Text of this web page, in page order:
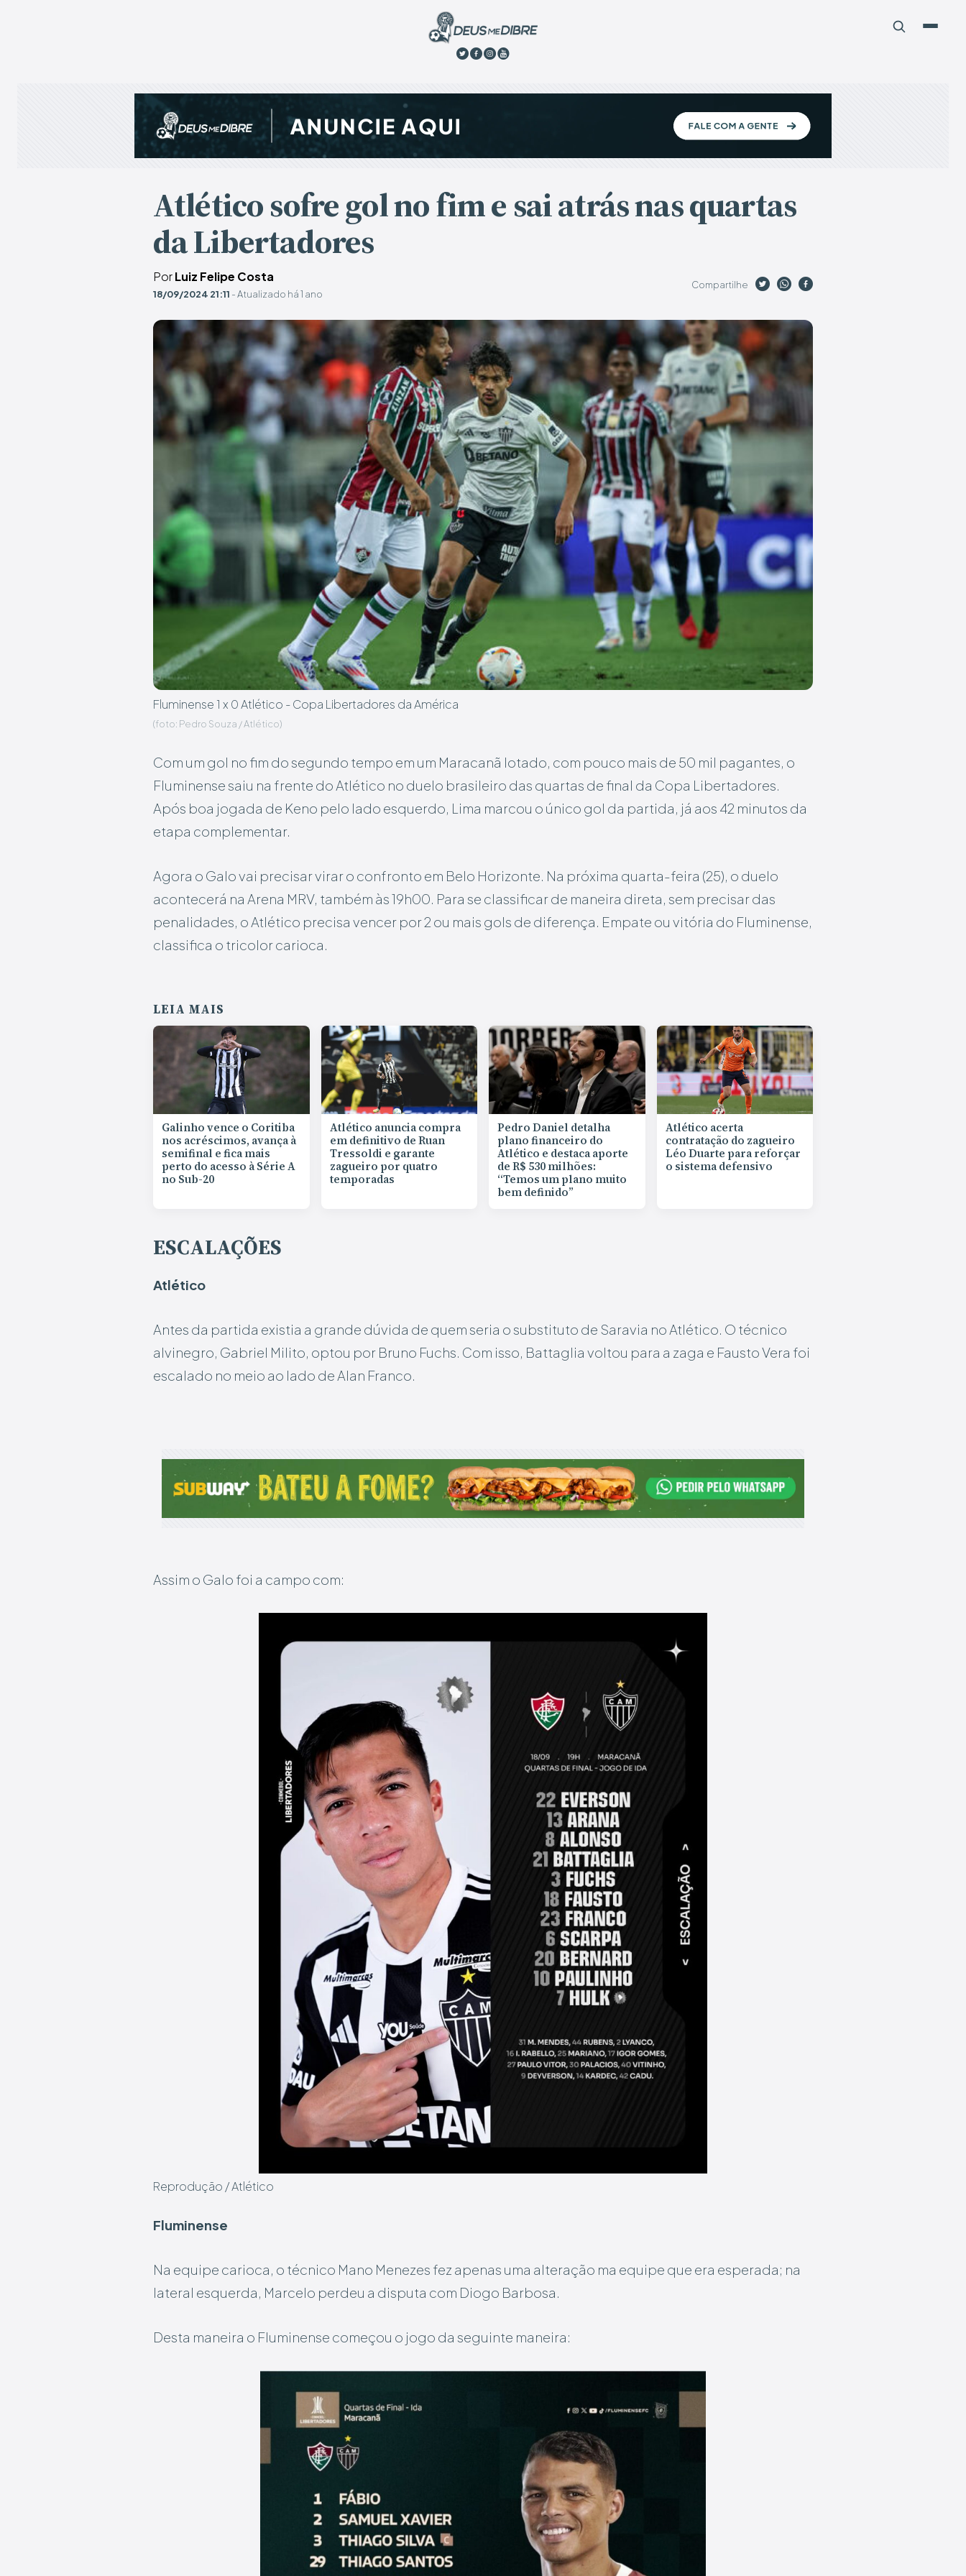
Atlético sofre gol no fim e sai atrás nas quartas
da Libertadores
PorLuiz Felipe Costa
18/09/2024 21:11 - Atualizado há 1 ano
Compartilhe
Fluminense 1 x 0 Atlético - Copa Libertadores da América
(foto: Pedro Souza / Atlético)
Com um gol no fim do segundo tempo em um Maracanã lotado, com pouco mais de 50 mil pagantes, o
Fluminense saiu na frente do Atlético no duelo brasileiro das quartas de final da Copa Libertadores.
Após boa jogada de Keno pelo lado esquerdo, Lima marcou o único gol da partida, já aos 42 minutos da
etapa complementar.
Agora o Galo vai precisar virar o confronto em Belo Horizonte. Na próxima quarta-feira (25), o duelo
acontecerá na Arena MRV, também às 19h00. Para se classificar de maneira direta, sem precisar das
penalidades, o Atlético precisa vencer por 2 ou mais gols de diferença. Empate ou vitória do Fluminense,
classifica o tricolor carioca.
LEIA MAIS
Galinho vence o Coritiba
nos acréscimos, avança à
semifinal e fica mais
perto do acesso à Série A
no Sub-20
Atlético anuncia compra
em definitivo de Ruan
Tressoldi e garante
zagueiro por quatro
temporadas
Pedro Daniel detalha
plano financeiro do
Atlético e destaca aporte
de R$ 530 milhões:
“Temos um plano muito
bem definido”
Atlético acerta
contratação do zagueiro
Léo Duarte para reforçar
o sistema defensivo
ESCALAÇÕES
Atlético
Antes da partida existia a grande dúvida de quem seria o substituto de Saravia no Atlético. O técnico
alvinegro, Gabriel Milito, optou por Bruno Fuchs. Com isso, Battaglia voltou para a zaga e Fausto Vera foi
escalado no meio ao lado de Alan Franco.
Assim o Galo foi a campo com:
Reprodução / Atlético
Fluminense
Na equipe carioca, o técnico Mano Menezes fez apenas uma alteração ma equipe que era esperada; na
lateral esquerda, Marcelo perdeu a disputa com Diogo Barbosa.
Desta maneira o Fluminense começou o jogo da seguinte maneira: